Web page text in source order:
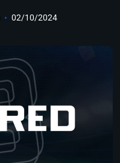
02/10/2024